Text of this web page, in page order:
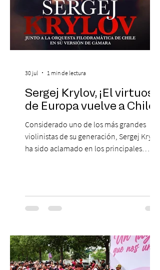
Sergej Krylov, ¡El virtuoso
de Europa vuelve a Chile!
Considerado uno de los más grandes
violinistas de su generación, Sergej Krylov
ha sido aclamado en los principales
escenario del Teatro CA660 para
protagonizar una velada extraordinaria
Las Cuatro Estaciones de Antonio Vivaldi y
Las Cuatro Estaciones Porteñas de Astor
30 jul 1 min de lectura